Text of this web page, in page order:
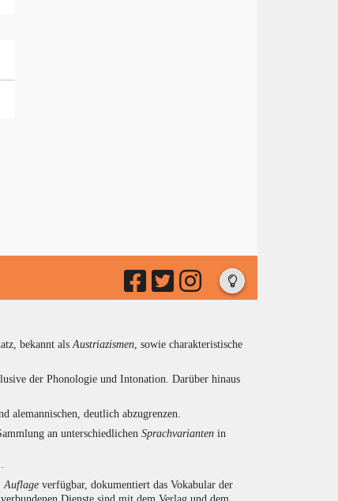
bekannt alsAustriazismen, sowie charakteristische
der Phonologie und Intonation. Darüber hinaus
alemannischen, deutlich abzugrenzen.
an unterschiedlichen Sprachvarianten in
.
Auflage verfügbar, dokumentiert das Vokabular der